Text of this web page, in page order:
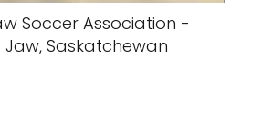
Soccer Association -
Jaw, Saskatchewan